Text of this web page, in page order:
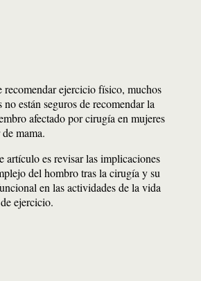
recomendar ejercicio físico, muchos
están seguros de recomendar la
afectado por cirugía en mujeres
mama.
artículo es revisar las implicaciones
del hombro tras la cirugía y su
en las actividades de la vida
ejercicio.